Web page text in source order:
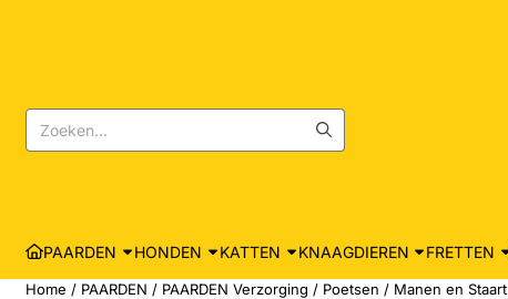
Zoeken
PAARDEN HONDEN KATTEN KNAAGDIEREN FRETTEN
Home / PAARDEN / PAARDEN Verzorging / Poetsen / Manen en Staart